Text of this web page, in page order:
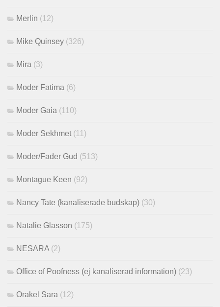
Merlin (12)
Mike Quinsey (326)
Mira (3)
Moder Fatima (6)
Moder Gaia (110)
Moder Sekhmet (11)
Moder/Fader Gud (513)
Montague Keen (92)
Nancy Tate (kanaliserade budskap) (30)
Natalie Glasson (175)
NESARA (2)
Office of Poofness (ej kanaliserad information) (23)
Orakel Sara (12)